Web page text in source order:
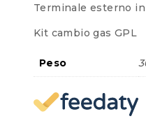
Terminale esterno
Kit cambio gas GPL
Peso